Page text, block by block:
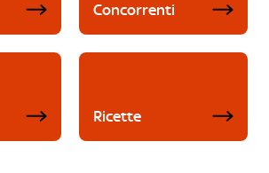
Concorrenti
Ricette